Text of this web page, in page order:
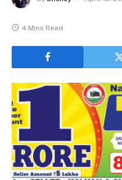
4 Mins Read